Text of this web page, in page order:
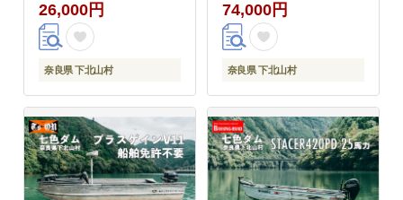
26,000円
奈良県 下北山村
74,000円
奈良県 下北山村